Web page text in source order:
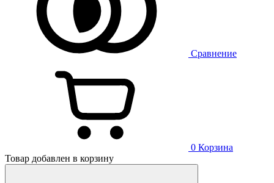
Сравнение
0 Корзина
Товар добавлен в корзину